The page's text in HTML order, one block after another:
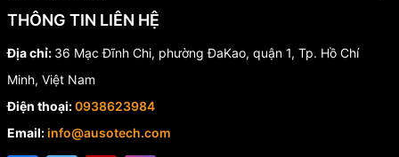
THÔNG TIN LIÊN HỆ
Địa chỉ: 36 Mạc Đĩnh Chi, phường ĐaKao, quận 1, Tp. Hồ Chí
Minh, Việt Nam
Điện thoại:0938623984
Email:info@ausotech.com